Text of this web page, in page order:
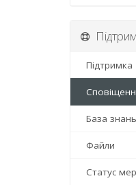
Підтримка
База знань
Файли
Статус